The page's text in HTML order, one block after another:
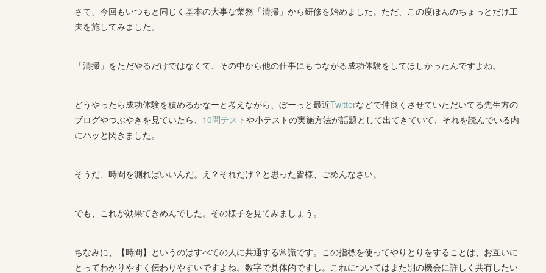
さて、今回もいつもと同じく基本の大事な業務「清掃」から研修を始めました。ただ、この度ほんのちょっとだけ工
夫を施してみました。
「清掃」をただやるだけではなくて、その中から他の仕事にもつながる成功体験をしてほしかったんですよね。
どうやったら成功体験を積めるかなーと考えながら、ぼーっと最近Twitterなどで仲良くさせていただいてる先生方の
ブログやつぶやきを見ていたら、 10問テストや小テストの実施方法が話題として出てきていて、それを読んでいる内
にハッと閃きました。
そうだ、時間を測ればいいんだ。え？それだけ？と思った皆様、ごめんなさい。
でも、これが効果てきめんでした。その様子を見てみましょう。
ちなみに、【時間】というのはすべての人に共通する常識です。この指標を使ってやりとりをすることは、お互いに
とってわかりやすく伝わりやすいですよね。数字で具体的ですし。これについてはまた別の機会に詳しく共有したい